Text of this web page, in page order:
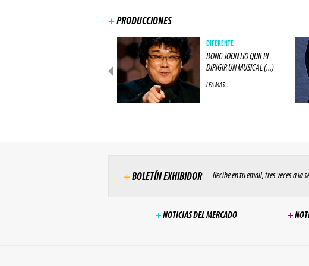
+ PRODUCCIONES
DIFERENTE
BONG JOON HO QUIERE
DIRIGIR UN MUSICAL (...)
LEA MAS...
+ BOLETÍN EXHIBIDOR Recibe en tu email, tres veces a
+NOTICIAS DEL MERCADO +